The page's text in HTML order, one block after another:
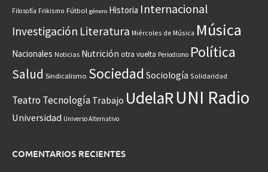
Filosofía Frikismo Fútbol género Historia Internacional
Investigación Literatura Miércoles de Música Música
Nacionales Noticias Nutrición otra vuelta Periodismo Política
Salud Sindicalismo Sociedad Sociología Solidaridad
Teatro Tecnología Trabajo UdelaRUNI Radio
Universidad Universo Alternativo
COMENTARIOS RECIENTES